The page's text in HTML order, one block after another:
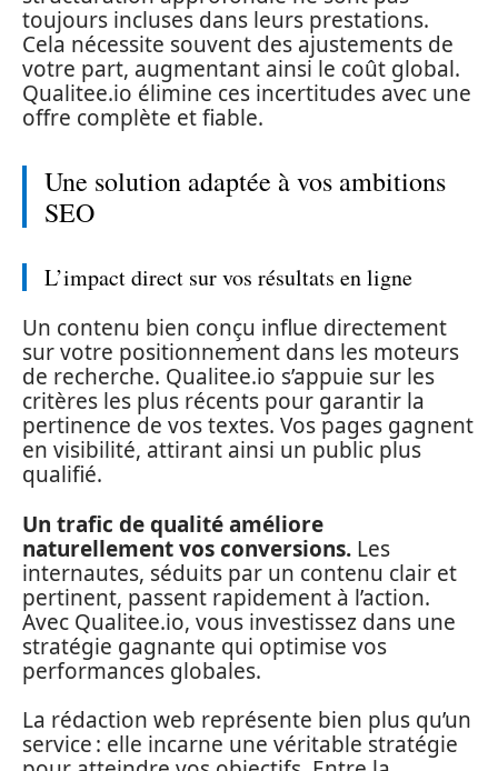
toujours incluses dans leurs prestations.
Cela nécessite souvent des ajustements de
votre part, augmentant ainsi le coût global.
Qualitee.io élimine ces incertitudes avec une
offre complète et fiable.
Une solution adaptée à vos ambitions
SEO
L’impact direct sur vos résultats en ligne
Un contenu bien conçu influe directement
sur votre positionnement dans les moteurs
de recherche. Qualitee.io s’appuie sur les
critères les plus récents pour garantir la
pertinence de vos textes. Vos pages gagnent
en visibilité, attirant ainsi un public plus
qualifié.
Un trafic de qualité améliore
naturellement vos conversions. Les
internautes, séduits par un contenu clair et
pertinent, passent rapidement à l’action.
Avec Qualitee.io, vous investissez dans une
stratégie gagnante qui optimise vos
performances globales.
La rédaction web représente bien plus qu’un
service : elle incarne une véritable stratégie